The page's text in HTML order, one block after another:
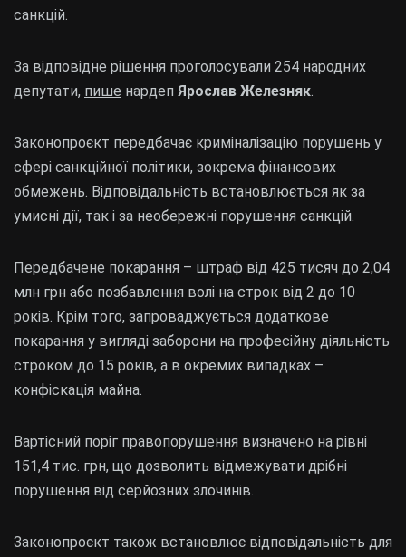
санкцій.
За відповідне рішення проголосували 254 народних
депутати, пише нардеп Ярослав Железняк.
Законопроєкт передбачає криміналізацію порушень у
сфері санкційної політики, зокрема фінансових
обмежень. Відповідальність встановлюється як за
умисні дії, так і за необережні порушення санкцій.
Передбачене покарання – штраф від 425 тисяч до 2,04
млн грн або позбавлення волі на строк від 2 до 10
років. Крім того, запроваджується додаткове
покарання у вигляді заборони на професійну діяльність
строком до 15 років, а в окремих випадках –
конфіскація майна.
Вартісний поріг правопорушення визначено на рівні
151,4 тис. грн, що дозволить відмежувати дрібні
порушення від серйозних злочинів.
Законопроєкт також встановлює відповідальність для